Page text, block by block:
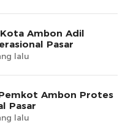
Kota Ambon Adil
Pasar
lalu
Ambon Protes
Pasar
lalu